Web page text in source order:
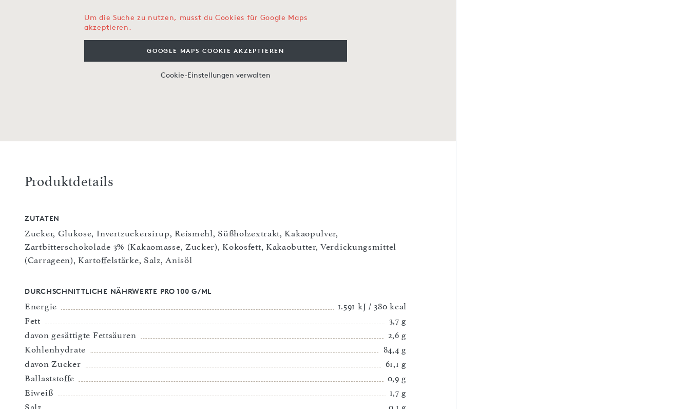
Um die Suche zu nutzen, musst du Cookies für Google Maps
akzeptieren.
GOOGLE MAPS COOKIE AKZEPTIEREN
Cookie-Einstellungen verwalten
Produktdetails
ZUTATEN
Zucker, Glukose, Invertzuckersirup, Reismehl, Süßholzextrakt, Kakaopulver,
Zartbitterschokolade 3% (Kakaomasse, Zucker), Kokosfett, Kakaobutter, Verdickungsmittel
(Carrageen), Kartoffelstärke, Salz, Anisöl
DURCHSCHNITTLICHE NÄHRWERTE PRO 100 G/ML
Energie
1.591 kJ / 380 kcal
Fett
3,7 g
davon gesättigte Fettsäuren
2,6 g
Kohlenhydrate
84,4 g
davon Zucker
61,1 g
Ballaststoffe
0,9 g
Eiweiß
1,7 g
Salz
0,1 g